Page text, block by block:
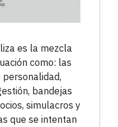
es la mezcla
como: las
bandejas
simulacros y
que se intentan